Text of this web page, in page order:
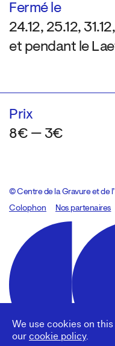
We use cookies on
our cookie policy.
Fermé le
24.12, 25.12,
et pendant le
Prix
8€ — 3€
© Centre de la Gravure et de
Colophon
Design:Marcel Kaczmarek,
Nos partenaires